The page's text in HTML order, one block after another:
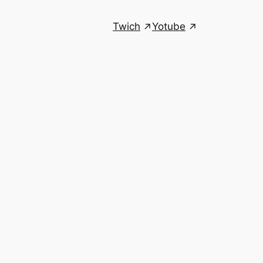
Twich Yotube